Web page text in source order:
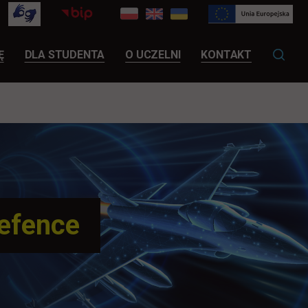
LINK OTWIERA SIĘ W NOWEJ KARCIE
DLA STUDENTA O UCZELNI KONTAKT